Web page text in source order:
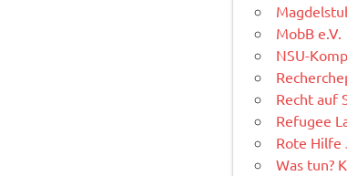
MobB e.V.
NSU-
Recht auf
Refugee
Rote Hilfe
Was tun?